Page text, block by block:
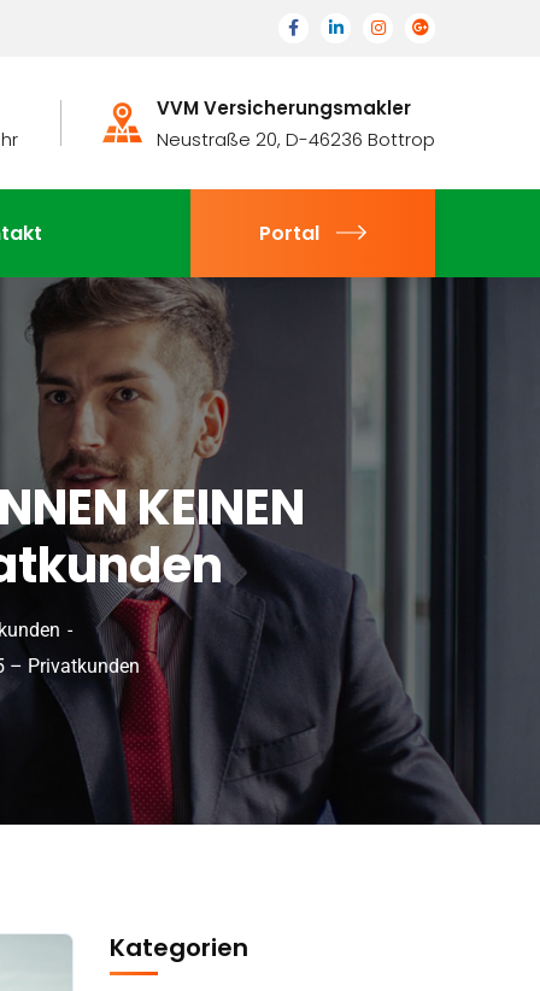
VVM Versicherungsmakler
Neustraße 20, D-46236 Bottrop
Portal
KEINEN
– Privatkunden
Kategorien